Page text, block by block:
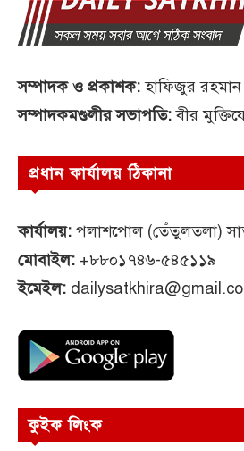
সম্পাদক ও প্রকাশক:হাফিজুর
সম্পাদকমণ্ডলীর সভাপতি:বীর
প্রধান কার্যালয় ঠিকানা
কার্যালয়: পলাশপোল (তেঁতুলতলা)
মোবাইল: +৮৮০১৭৪৬-৫৪৫১১৯
ইমেইল:
কুইক লিংক